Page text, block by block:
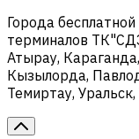
Города
терминалов
Атырау,
Кызылорда,
Темиртау,